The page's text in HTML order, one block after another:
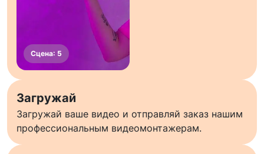
Загружай
Загружай ваше видео и отправляй заказ нашим
профессиональным видеомонтажерам.